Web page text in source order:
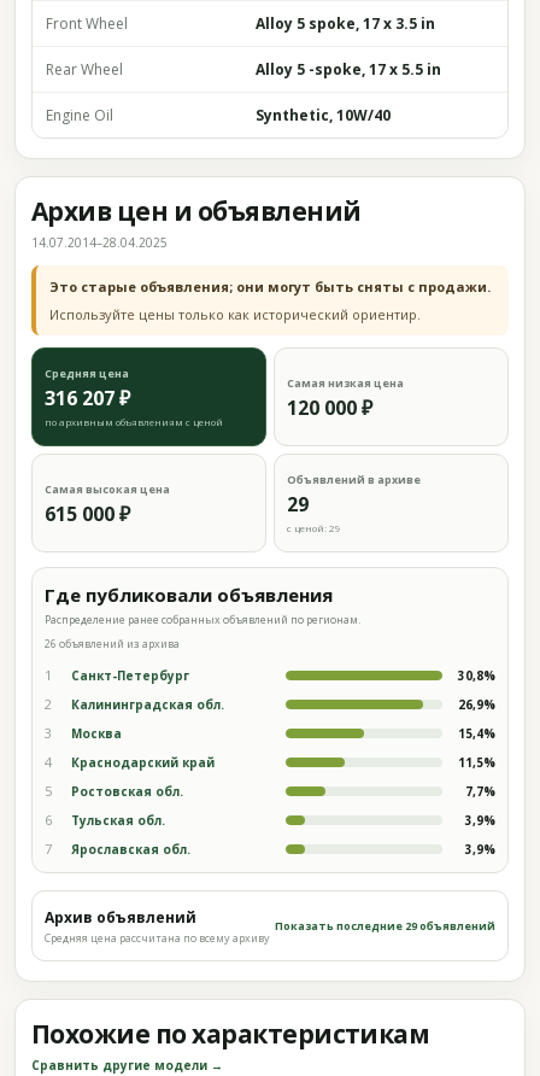
Front Wheel Alloy 5 spoke, 17 x 3.5 in
Rear Wheel Alloy 5 -spoke, 17 x 5.5 in
Engine Oil Synthetic, 10W/40
Архив цен и объявлений
14.07.2014–28.04.2025
Это старые объявления; они могут быть сняты с продажи.
Используйте цены только как исторический ориентир.
Средняя цена
316 207 ₽
по архивным объявлениям с ценой
Самая низкая цена
120 000 ₽
Самая высокая цена
615 000 ₽
Объявлений в архиве
29
с ценой: 29
Где публиковали объявления
Распределение ранее собранных объявлений по регионам.
26 объявлений из архива
1 Санкт-Петербург 30,8%
2 Калининградская обл. 26,9%
3 Москва 15,4%
4 Краснодарский край 11,5%
5 Ростовская обл. 7,7%
6 Тульская обл. 3,9%
7 Ярославская обл. 3,9%
Архив объявлений
Средняя цена рассчитана по всему архиву
Показать последние 29 объявлений
Похожие по характеристикам
Сравнить другие модели →